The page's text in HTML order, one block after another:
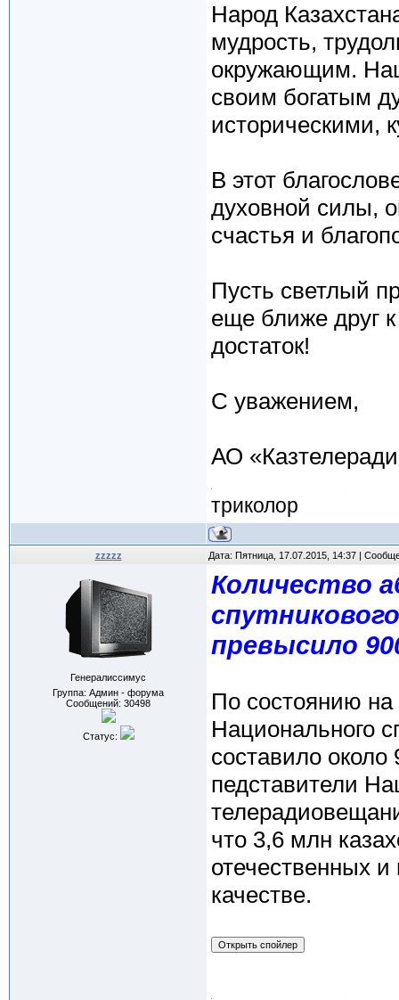
Народ
мудрость,
окружающим.
своим богатым
историческими,
В этот
духовной силы,
счастья и
Пусть светлый
еще ближе друг
достаток!
С уважением,
АО
триколор
zzzzz Дата: Пятница, 17.07.2015, 14:37 |
Генералиссимус
Группа: Админ - форума
Сообщений: 30498
Статус:
Количество
превысило
По состоянию на
Национального
составило
педставители
что 3,6 млн
отечественных
качестве.